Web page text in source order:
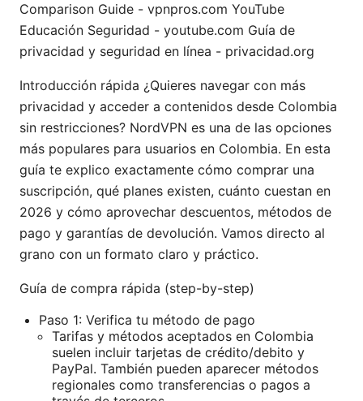
Comparison Guide - vpnpros.com YouTube
Educación Seguridad - youtube.com Guía de
privacidad y seguridad en línea - privacidad.org
Introducción rápida ¿Quieres navegar con más
privacidad y acceder a contenidos desde Colombia
sin restricciones? NordVPN es una de las opciones
más populares para usuarios en Colombia. En esta
guía te explico exactamente cómo comprar una
suscripción, qué planes existen, cuánto cuestan en
2026 y cómo aprovechar descuentos, métodos de
pago y garantías de devolución. Vamos directo al
grano con un formato claro y práctico.
Guía de compra rápida (step-by-step)
Paso 1: Verifica tu método de pago
Tarifas y métodos aceptados en Colombia
suelen incluir tarjetas de crédito/debito y
PayPal. También pueden aparecer métodos
regionales como transferencias o pagos a